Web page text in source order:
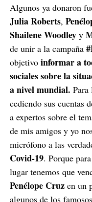
Algunos ya donaron
Julia Roberts,
Shailene Woodley y
de unir a la campaña
objetivo informar a
sociales sobre la
a nivel mundial. Para
cediendo sus cuentas
a expertos sobre el
de mis amigos y yo
micrófono a las
Covid-19. Porque
lugar tenemos que
Penélope Cruz en un
algunos de los